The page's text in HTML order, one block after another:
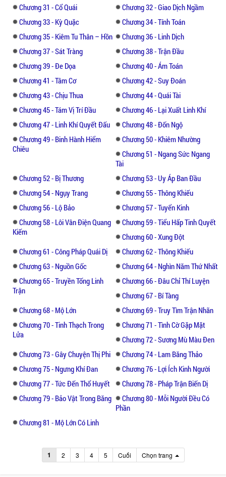
Hóa Vũ Thảo tuy không phải là thảo dược
cực kỳ trân quý nhưng muốn trong ba canh
giờ mà tìm được mười tám gốc thì gần như
không thể. Lúc trước để tìm được tám mươi
hai gốc hắn đã mất hơn nửa tháng rồi, hiện
giờ muốn trong thời gian ngắn gom đủ một
trăm gốc nào có dễ dàng?
***
Chương 31 - Cổ Quái
Chương 32 - Giao Dịch Ngầm
Chương 33 - Kỳ Quặc
Chương 34 - Tính Toán
Chương 35 - Kiêm Tu Thân – Hồn
Chương 36 - Linh Dịch
Chương 37 - Sát Tràng
Chương 38 - Trận Đầu
Chương 39 - Đe Dọa
Chương 40 - Ám Toán
Chương 41 - Tâm Cơ
Chương 42 - Suy Đoán
Chương 43 - Chịu Thua
Chương 44 - Quái Tài
Chương 45 - Tám Vị Trí Đầu
Chương 46 - Lại Xuất Linh Khí
Chương 47 - Linh Khí Quyết Đấu
Chương 48 - Đốn Ngộ
Chương 49 - Binh Hành Hiểm
Chiêu
Chương 50 - Khiêm Nhường
Chương 51 - Ngang Sức Ngang
Tài
Chương 52 - Bị Thương
Chương 53 - Uy Áp Ban Đầu​
Chương 54 - Ngụy Trang
Chương 55 - Thông Khiếu
Chương 56 - Lộ Bảo
Chương 57 - Tuyển Kinh
Chương 58 - Lôi Vân Điện Quang
Kiếm
Chương 59 - Tiểu Hấp Tinh Quyết
Chương 60 - Xung Đột
Chương 61 - Công Pháp Quái Dị
Chương 62 - Thông Khiếu
Chương 63 - Nguồn Gốc
Chương 64 - Nghìn Năm Thứ Nhất
Chương 65 - Truyền Tống Linh
Trận
Chương 66 - Đâu Chỉ Thí Luyện
Chương 67 - Bí Tàng
Chương 68 - Mộ Lớn
Chương 69 - Truy Tìm Trận Nhãn
Chương 70 - Tinh Thạch Trong
Lửa
Chương 71 - Tình Cờ Gặp Mặt
Chương 72 - Sương Mù Màu Đen
Chương 73 - Gây Chuyện Thị Phi
Chương 74 - Lam Băng Thảo
Chương 75 - Ngưng Khí Đan
Chương 76 - Lợi Ích Kinh Người
Chương 77 - Tức Đến Thổ Huyết
Chương 78 - Pháp Trận Biến Dị
Chương 79 - Bảo Vật Trong Băng
Chương 80 - Mỗi Người Đều Có
Phần
Chương 81 - Mộ Lớn Có Linh
1 2 3 4 5 Cuối Chọn trang